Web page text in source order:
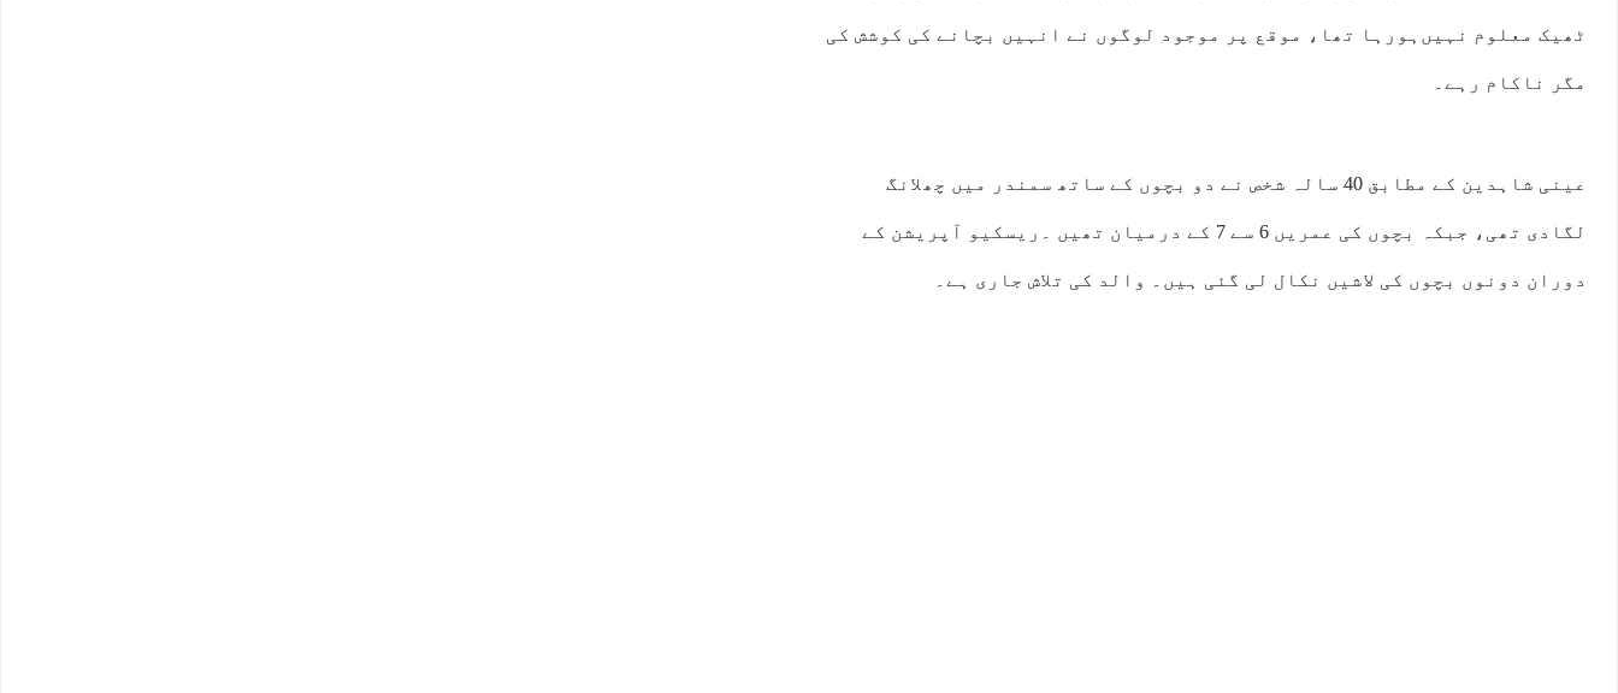
ٹھیک معلوم نہیں‌ہورہا تھا، موقع پر موجود لوگوں نے انہیں بچانے کی کوشش کی
مگر ناکام رہے۔
عینی شاہدین کے مطابق 40 سالہ شخص نے دو بچوں کے ساتھ سمندر میں چھلانگ
لگادی تھی، جبکہ بچوں کی عمریں 6 سے 7 کے درمیان تھیں ۔ریسکیو آپریشن کے
دوران دونوں بچوں کی لاشیں نکال لی گئی ہیں۔ والد کی تلاش جاری ہے۔